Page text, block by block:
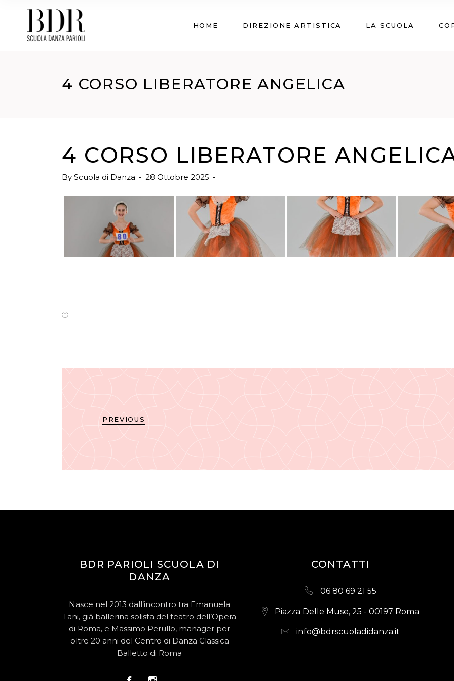
HOME DIREZIONE ARTISTICA LA SCUOLA
4 CORSO LIBERATORE ANGELICA
4 CORSO LIBERATORE
By Scuola di Danza 28 Ottobre 2025
PREVIOUS
BDR PARIOLI SCUOLA DI
DANZA
Nasce nel 2013 dall’incontro tra Emanuela
Tani, già ballerina solista del teatro dell’Opera
di Roma, e Massimo Perullo, manager per
oltre 20 anni del Centro di Danza Classica
Balletto di Roma
CONTATTI
06 80 69 21 55
Piazza Delle Muse, 25 - 00197 Roma
info@bdrscuoladidanza.it